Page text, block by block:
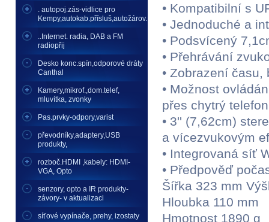
. autopoj.zás-vidlice pro
Kempy,autokab.přísluš,autožárov.
..Internet. radia, DAB a FM
radiopřij
Desko konc.spín,odporové dráty
Canthal
Kamery,mikrof.,dom.telef,
mluvítka, zvonky
Pas.prvky-odpory,varist
převodníky,adaptery,USB
produkty,
rozboč.HDMI ,kabely: HDMI-
VGA, Opto
senzory, opto a IR produkty-
závory- v aktualizaci
síťové vypínače, prehy, izostaty
• Kompatibilní s
• Jednoduché a
• Podsvícený
• Přehrávání
• Zobrazení
• Možnost
přes chytrý
• 3'' (7,62cm)
a vícezvukovým
• Integrovaná síť
• Předpověď
Šířka 323 mm
Hloubka 110 mm
Hmotnost 1890 g